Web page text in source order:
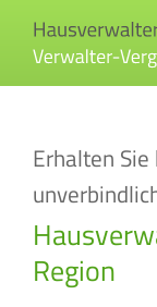
Inhalt
springen
Erhalten
Region